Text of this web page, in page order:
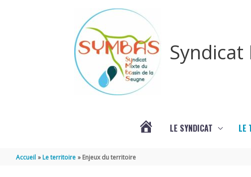
Syndicat
LE SYNDICAT LE
Accueil Le territoire Enjeux du territoire